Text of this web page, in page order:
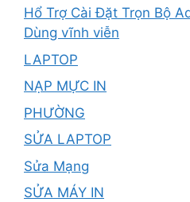
Hổ Trợ Cài Đặt Trọn Bộ
Dùng vĩnh viễn
LAPTOP
NẠP MỰC IN
PHƯỜNG
SỬA LAPTOP
Sửa Mạng
SỬA MÁY IN